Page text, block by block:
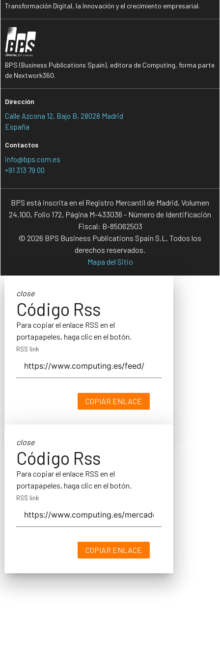
Transformación Digital, la Innovación y el crecimiento empresarial.
BPS (Business Publications Spain), editora de Computing, forma parte
de Nextwork360.
Dirección
Calle Azcona 12, Bajo B, 28028 Madrid
España
Contactos
info@bps.com.es
+91 313 79 00
BPS está inscrita en el Registro Mercantil de Madrid, Volumen
24.100, Folio 172, Página M-433036 - Número de Identificación
Fiscal: B-85062503
© 2026 BPS Business Publications Spain S.L. Todos los
derechos reservados.
Mapa del Sitio
close
Código Rss
Para copiar el enlace RSS en el
portapapeles, haga clic en el botón.
RSS link
COPIAR ENLACE
close
Código Rss
Para copiar el enlace RSS en el
portapapeles, haga clic en el botón.
RSS link
COPIAR ENLACE